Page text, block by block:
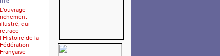
L'ouvrage
richement
illustré, qui
retrace
l’Histoire de la
Fédération
Française